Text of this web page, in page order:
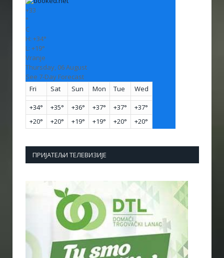
+33
°
C
H: +34°
L: +19°
Vranje
Thursday, 06 August
See 7-Day Forecast
Fri
Sat Sun Mon Tue Wed
+34° +35° +36° +37° +37° +37°
+20° +20° +19° +19° +20° +20°
ПРИЈАТЕЉИ ТЕЛЕВИЗИЈЕ